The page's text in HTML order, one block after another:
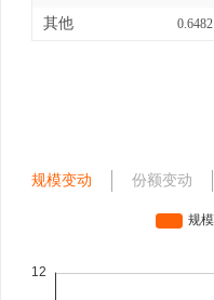
其他 0.6482
规模变动 份额变动